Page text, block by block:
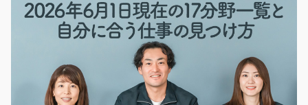
気になる
フォークリフトでおもちゃ類の入出荷作業/g05_00